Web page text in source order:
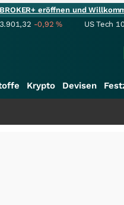
eröffnen und
-0,92% US Tech
Krypto Devisen